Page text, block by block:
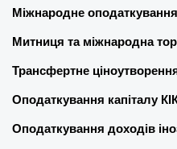
Міжнародне оподаткування
Митниця та міжнародна
Трансфертне
Оподаткування капіталу
Оподаткування доходів